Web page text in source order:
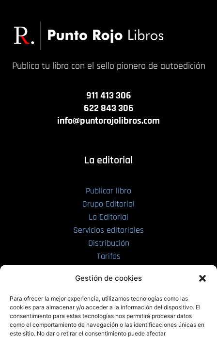
Gestión de cookies
Para ofrecer la mejor experiencia, utilizamos tecnologías como las
cookies para almacenar y/o acceder a la información del dispositivo. El
consentimiento para estas tecnologías nos permitirá procesar datos
como el comportamiento de navegación o las identificaciones únicas en
este sitio. No dar o retirar el consentimiento puede afectar
Publica tu libro con el sello pionero de autoedición
911 413 306
622 843 306
info@puntorojolibros.com
La editorial
Publicar libro
Grupo Editorial
La Editorial
Servicios editoriales
Distribución
Tarifas
PRL | Films
PRL | Play